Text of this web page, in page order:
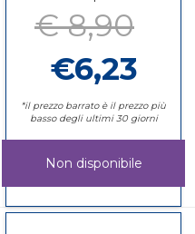
€ 8,90
€6,23
*il prezzo barrato è il prezzo più
basso degli ultimi 30 giorni
Non disponibile
SAP
su TRIDERM